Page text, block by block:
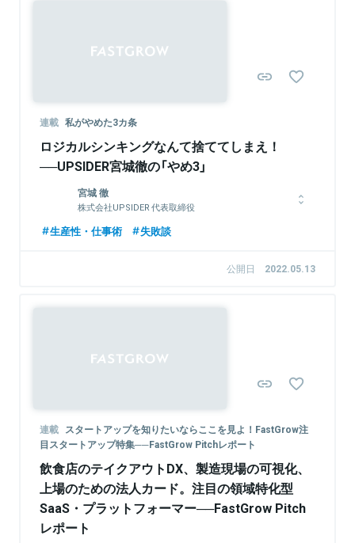
関連情報をみる
連載 私がやめた3カ条
ロジカルシンキングなんて捨ててしまえ！
──UPSIDER宮城徹の「やめ3」
宮城 徹
株式会社UPSIDER 代表取締役
東京大学を卒業後、2014年にマッキンゼー・アンド・カンパニ
大手金融機関の全社変革プロジェクトに携わる。同領域への課題
生産性・仕事術 失敗談
公開日 2022.05.13
連載 スタートアップを知りたいならここを見よ！FastGrow注
目スタートアップ特集──FastGrow Pitchレポート
飲食店のテイクアウトDX、製造現場の可視化、
上場のための法人カード。注目の領域特化型
SaaS・プラットフォーマー──FastGrow Pitch
レポート